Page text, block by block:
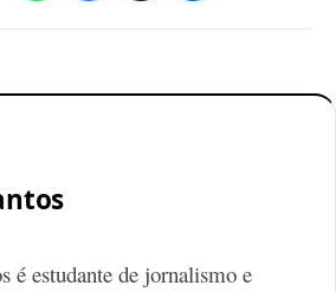
é estudante de jornalismo e